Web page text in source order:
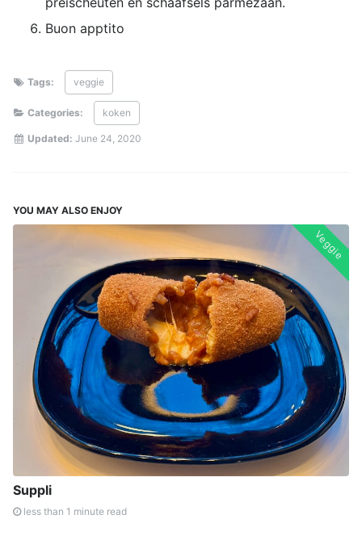
Buon apptito
Tags: veggie
Categories: koken
Updated: June 24, 2020
YOU MAY ALSO ENJOY
Veggie
Suppli
less than 1 minute read